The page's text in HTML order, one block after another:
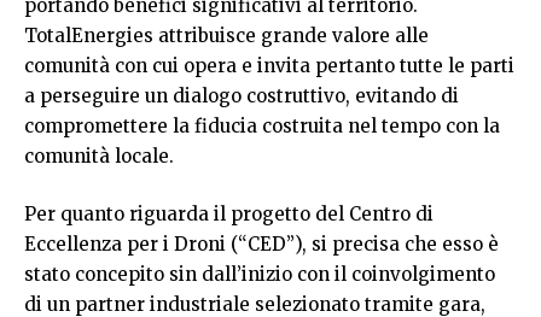
portando benefici significativi al territorio.
TotalEnergies attribuisce grande valore alle
comunità con cui opera e invita pertanto tutte le parti
a perseguire un dialogo costruttivo, evitando di
compromettere la fiducia costruita nel tempo con la
comunità locale.
Per quanto riguarda il progetto del Centro di
Eccellenza per i Droni (“CED”), si precisa che esso è
stato concepito sin dall’inizio con il coinvolgimento
di un partner industriale selezionato tramite gara,